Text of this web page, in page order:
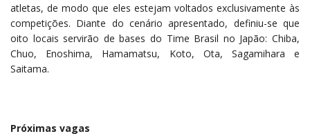
atletas, de modo que eles estejam voltados exclusivamente às
competições. Diante do cenário apresentado, definiu-se que
oito locais servirão de bases do Time Brasil no Japão: Chiba,
Chuo, Enoshima, Hamamatsu, Koto, Ota, Sagamihara e
Saitama.
Próximas vagas